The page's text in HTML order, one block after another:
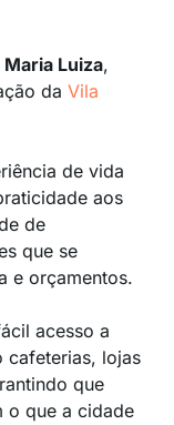
Luiza,
da Vila
de vida
aos
de
que se
e orçamentos.
acesso a
cafeterias, lojas
que
o que a cidade